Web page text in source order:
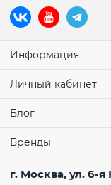
Информация
Личный кабинет
Блог
Бренды
г. Москва, ул. 6-